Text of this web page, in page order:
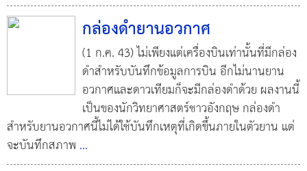
กล่องดำยานอวกาศ
(1 ก.ค. 43) ไม่เพียงแต่เครื่องบินเท่านั้นที่มีกล่อง
ดำสำหรับบันทึกข้อมูลการบิน อีกไม่นานยาน
อวกาศและดาวเทียมก็จะมีกล่องดำด้วย ผลงานนี้
เป็นของนักวิทยาศาสตร์ชาวอังกฤษ กล่องดำ
สำหรับยานอวกาศนี้ไม่ได้ใช้บันทึกเหตุที่เกิดขึ้นภายในตัวยาน แต่
จะบันทึกสภาพ ...